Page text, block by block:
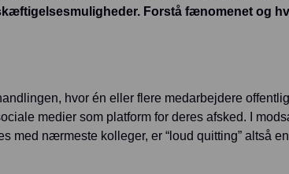
Forstå fænomenet og
hvor én eller flere medarbejdere
medier som platform for deres afsked. I
med nærmeste kolleger, er “loud quitting” altså